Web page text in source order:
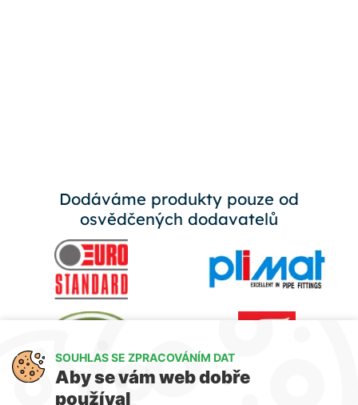
Dodáváme produkty pouze od
osvědčených dodavatelů
SOUHLAS SE ZPRACOVÁNÍM DAT
Aby se vám web dobře
používal